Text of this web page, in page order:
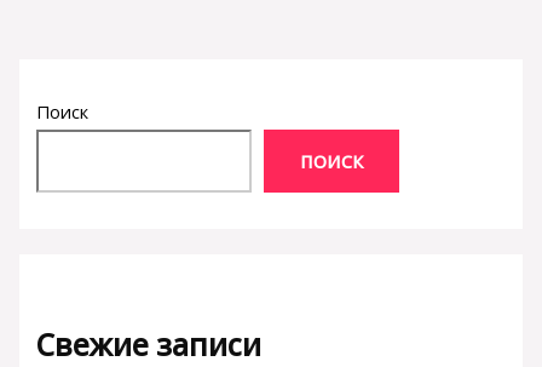
Поиск
ПОИСК
Свежие записи